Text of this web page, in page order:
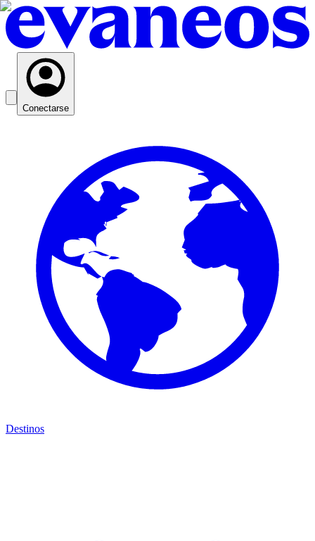
Conectarse
Destinos